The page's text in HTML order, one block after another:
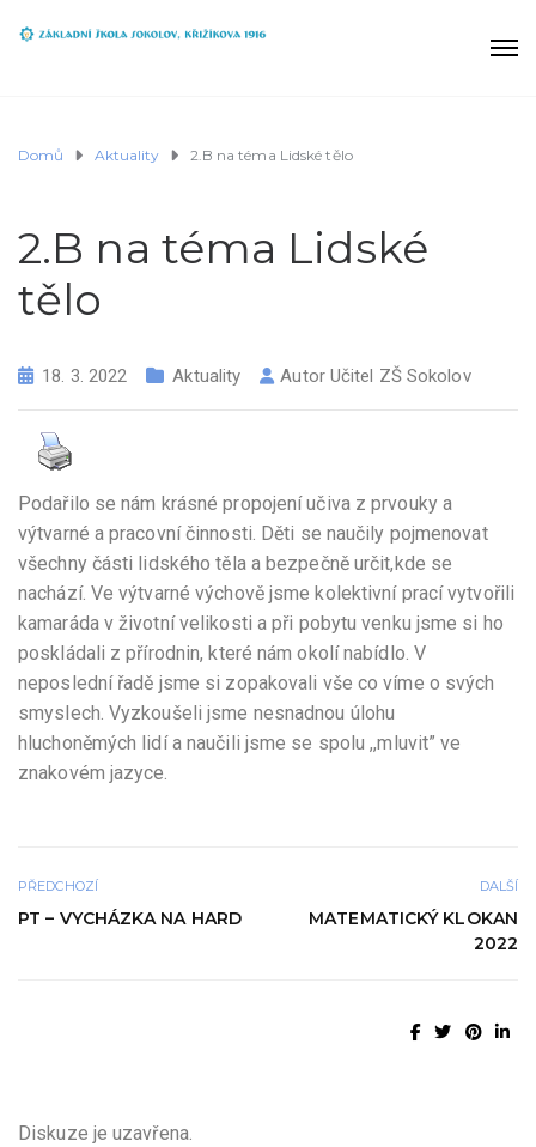
Domů Aktuality 2.B na téma Lidské tělo
2.B na téma Lidské
tělo
18. 3. 2022 Aktuality Autor Učitel ZŠ Sokolov
Podařilo se nám krásné propojení učiva z prvouky a
výtvarné a pracovní činnosti. Děti se naučily pojmenovat
všechny části lidského těla a bezpečně určit,kde se
nachází. Ve výtvarné výchově jsme kolektivní prací vytvořili
kamaráda v životní velikosti a při pobytu venku jsme si ho
poskládali z přírodnin, které nám okolí nabídlo. V
neposlední řadě jsme si zopakovali vše co víme o svých
smyslech. Vyzkoušeli jsme nesnadnou úlohu
hluchoněmých lidí a naučili jsme se spolu ,,mluvit” ve
znakovém jazyce.
PŘEDCHOZÍ
PT – VYCHÁZKA NA HARD
DALŠÍ
MATEMATICKÝ KLOKAN
2022
Diskuze je uzavřena.